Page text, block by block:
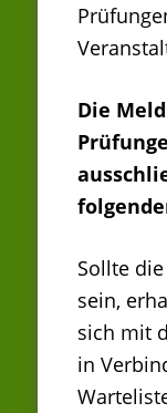
Die
Sollte
sein,
sich mit
in